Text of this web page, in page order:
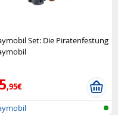
Set: Die Piratenfestung
,95€